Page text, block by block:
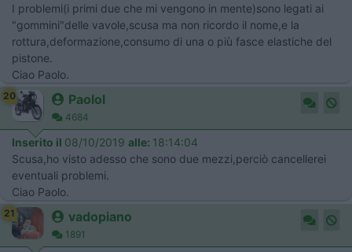
I problemi(i primi due che mi vengono in mente)sono legati ai
"gommini"delle vavole,scusa ma non ricordo il nome,e la
rottura,deformazione,consumo di una o più fasce elastiche del
pistone.
Ciao Paolo.
20 Paolol
4684
Inserito il 08/10/2019 alle: 18:14:04
Scusa,ho visto adesso che sono due mezzi,perciò cancellerei
eventuali problemi.
Ciao Paolo.
21 vadopiano
1891